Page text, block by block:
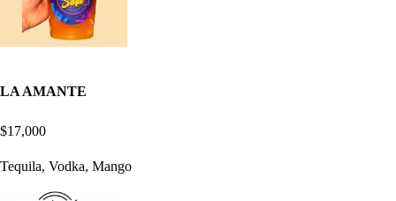
LA AMANTE
$17,000
Tequila, Vodka, Mango